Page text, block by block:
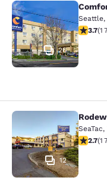
Comfort Inn
26
Seattle,
3.743.7(1
Rodeway Inn
12
SeaTac,
2.682.7(1